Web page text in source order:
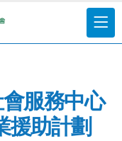
服務中心
援助計劃